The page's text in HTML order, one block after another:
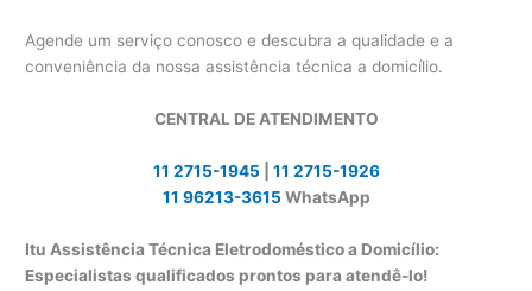
Agende um serviço conosco e descubra a qualidade e a
conveniência da nossa assistência técnica a domicílio.
CENTRAL DE ATENDIMENTO
11 2715-1945
11 2715-1926
11 96213-3615 WhatsApp
Itu Assistência Técnica Eletrodoméstico a Domicílio:
Especialistas qualificados prontos para atendê-lo!